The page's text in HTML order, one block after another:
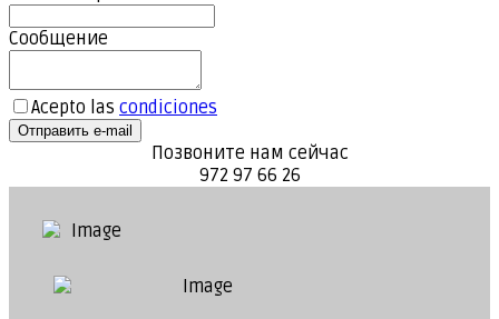
Сообщение
Acepto las condiciones
Отправить e-mail
Позвоните нам сейчас
972 97 66 26